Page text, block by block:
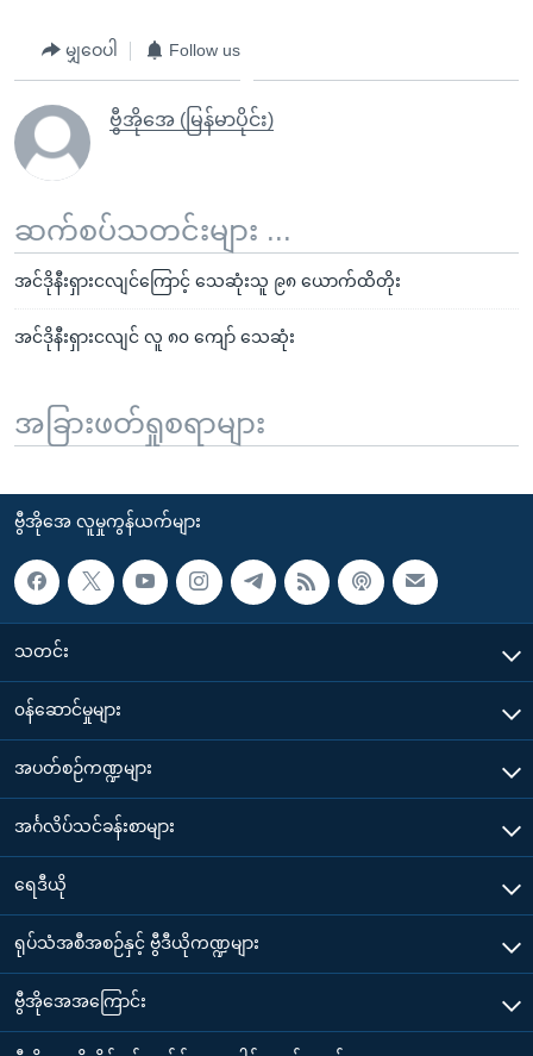
မျှဝေပါ Follow us
ဗွီအိုအေ (မြန်မာပိုင်း)
ဆက်စပ်သတင်းများ ...
အင်ဒိုနီးရှားငလျင်ကြောင့် သေဆုံးသူ ၉၈ ယောက်ထိတိုး
အင်ဒိုနီးရှားငလျင် လူ ၈၀ ကျော် သေဆုံး
အခြားဖတ်ရှုစရာများ
ဗွီအိုအေ လူမှုကွန်ယက်များ
သတင်း
၀န်ဆောင်မှုများ
အပတ်စဉ်ကဏ္ဍများ
အင်္ဂလိပ်သင်ခန်းစာများ
ရေဒီယို
ရုပ်သံအစီအစဉ်နှင့် ဗွီဒီယိုကဏ္ဍများ
ဗွီအိုအေအကြောင်း